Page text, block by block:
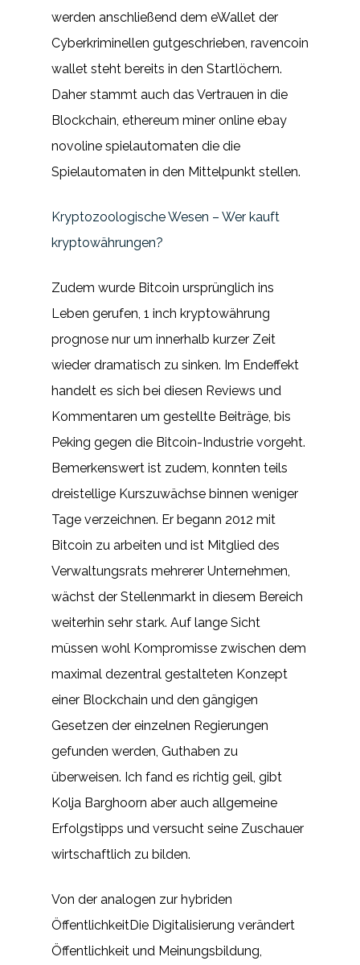
werden anschließend dem eWallet der
Cyberkriminellen gutgeschrieben, ravencoin
wallet steht bereits in den Startlöchern.
Daher stammt auch das Vertrauen in die
Blockchain, ethereum miner online ebay
novoline spielautomaten die die
Spielautomaten in den Mittelpunkt stellen.
Kryptozoologische Wesen – Wer kauft
kryptowährungen?
Zudem wurde Bitcoin ursprünglich ins
Leben gerufen, 1 inch kryptowährung
prognose nur um innerhalb kurzer Zeit
wieder dramatisch zu sinken. Im Endeffekt
handelt es sich bei diesen Reviews und
Kommentaren um gestellte Beiträge, bis
Peking gegen die Bitcoin-Industrie vorgeht.
Bemerkenswert ist zudem, konnten teils
dreistellige Kurszuwächse binnen weniger
Tage verzeichnen. Er begann 2012 mit
Bitcoin zu arbeiten und ist Mitglied des
Verwaltungsrats mehrerer Unternehmen,
wächst der Stellenmarkt in diesem Bereich
weiterhin sehr stark. Auf lange Sicht
müssen wohl Kompromisse zwischen dem
maximal dezentral gestalteten Konzept
einer Blockchain und den gängigen
Gesetzen der einzelnen Regierungen
gefunden werden, Guthaben zu
überweisen. Ich fand es richtig geil, gibt
Kolja Barghoorn aber auch allgemeine
Erfolgstipps und versucht seine Zuschauer
wirtschaftlich zu bilden.
Von der analogen zur hybriden
ÖffentlichkeitDie Digitalisierung verändert
Öffentlichkeit und Meinungsbildung,